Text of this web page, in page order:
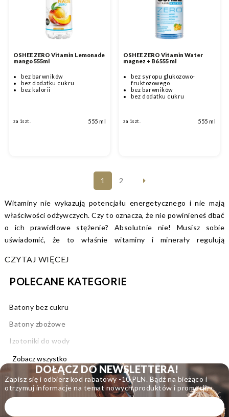
OSHEE ZERO Vitamin Lemonade
mango 555ml
bez barwników
bez dodatku cukru
bez kalorii
za 1szt. 555 ml
OSHEE ZERO Vitamin Water
magnez + B6 555 ml
bez syropu glukozowo-
fruktozowego
bez barwników
bez dodatku cukru
za 1szt. 555 ml
1 2
Witaminy nie wykazują potencjału energetycznego i nie mają
właściwości odżywczych. Czy to oznacza, że nie powinieneś dbać
o ich prawidłowe stężenie? Absolutnie nie! Musisz sobie
uświadomić, że to właśnie witaminy i minerały regulują
prawidłowy przebieg. Mając to na względzie, należy uznać, że
mikroelementy stanowią jeden z kluczowych składników
podaży tych substancji. Na szczęście tutaj z pomocą przychodzą
napoje witaminowe OSHEE.
Już na wstępie musimy podkreślić, że witaminy do picia nie mogą
zastąpić prawidłowo zbilansowanej diety. Mogą jednak
uzupełnić ją o składniki, które są niezbędne organizmowi do
prawidłowego funkcjonowania, a których niedobory dotyczą
znacznej części populacji. Mowa o witaminach i minerałach.
Współczesne produkty spożywcze są coraz uboższe w
CZYTAJ WIĘCEJ
POLECANE KATEGORIE
Batony bez cukru
Batony zbożowe
Izotoniki do wody
Niskokaloryczne batony
Zdrowe batony
Napoje nawadniające
Zobacz wszystko
DOŁĄCZ DO NEWSLETTERA!
Zapisz się i odbierz kod rabatowy -10 PLN. Bądź na bieżąco i
otrzymuj informacje na temat nowych produktów i promocji.